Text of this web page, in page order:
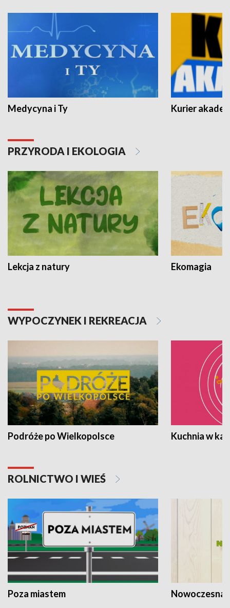
Medycyna i Ty Kurier
PRZYRODA I EKOLOGIA
Lekcja z natury Ekomagia
WYPOCZYNEK I REKREACJA
Podróże po Wielkopolsce Kuchnia w
ROLNICTWO I WIEŚ
Poza miastem Nowoczesna